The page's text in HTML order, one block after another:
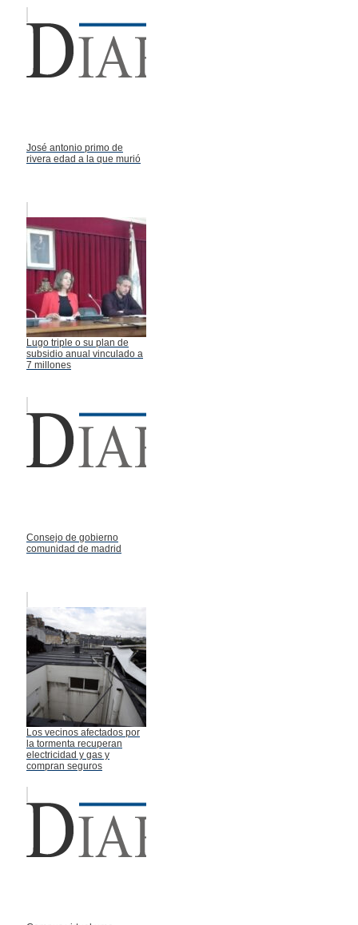
José antonio primo de
rivera edad a la que murió
Lugo triple o su plan de
subsidio anual vinculado a
7 millones
Consejo de gobierno
comunidad de madrid
Los vecinos afectados por
la tormenta recuperan
electricidad y gas y
compran seguros